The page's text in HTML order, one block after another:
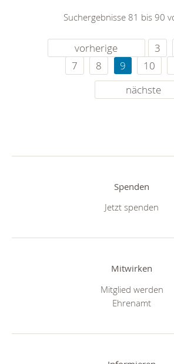
Suchergebnisse 81 bis 90
vorherige 3
7
8 9 10
nächste
Spenden
Jetzt spenden
Mitwirken
Mitglied werden
Ehrenamt